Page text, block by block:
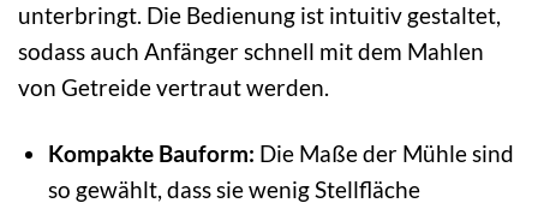
unterbringt. Die Bedienung ist intuitiv gestaltet,
sodass auch Anfänger schnell mit dem Mahlen
von Getreide vertraut werden.
Kompakte Bauform: Die Maße der Mühle sind
so gewählt, dass sie wenig Stellfläche